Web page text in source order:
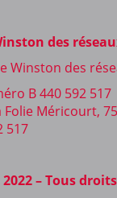
des
Winston des
B 440 592 517
Folie Méricourt,
517
– Tous